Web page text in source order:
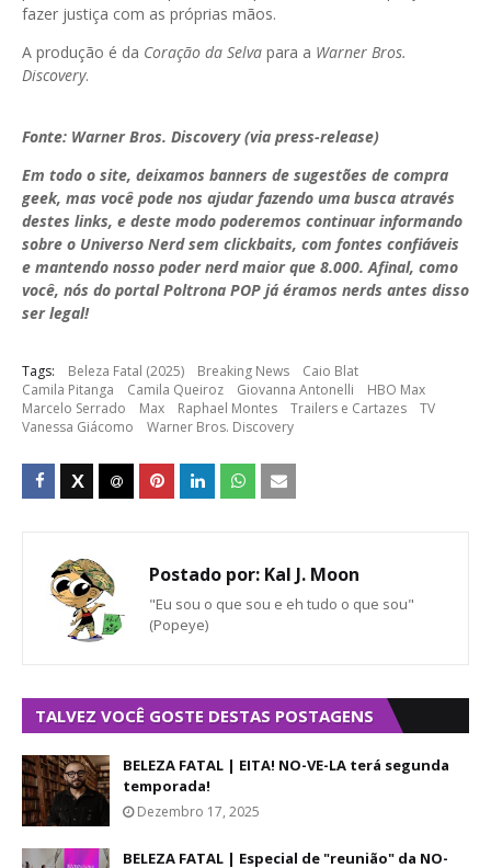
fazer justiça com as próprias mãos.
A produção é da Coração da Selva para a Warner Bros.
Discovery.
Fonte: Warner Bros. Discovery (via press-release)
Em todo o site, deixamos banners de sugestões de compra
geek, mas você pode nos ajudar fazendo uma busca através
destes links, e deste modo poderemos continuar informando
sobre o Universo Nerd sem clickbaits, com fontes confiáveis
e mantendo nosso poder nerd maior que 8.000. Afinal, como
você, nós do portal Poltrona POP já éramos nerds antes disso
ser legal!
Tags: Beleza Fatal (2025) Breaking News
Caio Blat
Camila Pitanga
Camila Queiroz Giovanna Antonelli
HBO Max
Marcelo Serrado
Max Raphael Montes Trailers e Cartazes
TV
Vanessa Giácomo
Warner Bros. Discovery
Postado por: Kal J. Moon
"Eu sou o que sou e eh tudo o que sou"
(Popeye)
TALVEZ VOCÊ GOSTE DESTAS POSTAGENS
BELEZA FATAL | EITA! NO-VE-LA terá segunda
temporada!
Dezembro 17, 2025
BELEZA FATAL | Especial de "reunião" da NO-